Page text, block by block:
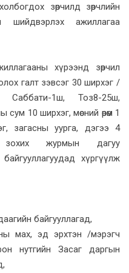
зөрчилд зөрчлийн
шийдвэрлэх ажиллагаа
хүрээнд зөрчил
галт зэвсэг 30 ширхэг /
1ш, Тоз8-25ш,
10 ширхэг, мөсний өрөм 1
загасны уурга, дэгээ 4
журмын дагуу
хүргүүлж
байгууллагад,
мах, эд эрхтэн /мэрэгч
нутгийн Засаг даргын